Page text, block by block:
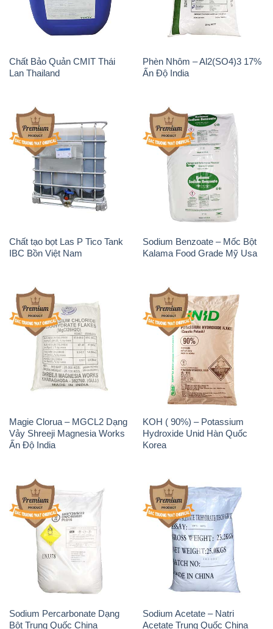
Chất Bảo Quản CMIT Thái
Lan Thailand
Phèn Nhôm – Al2(SO4)3 17%
Ấn Độ India
Chất tạo bọt Las P Tico Tank
IBC Bồn Việt Nam
Sodium Benzoate – Mốc Bột
Kalama Food Grade Mỹ Usa
Magie Clorua – MGCL2 Dạng
Vảy Shreeji Magnesia Works
Ấn Độ India
KOH ( 90%) – Potassium
Hydroxide Unid Hàn Quốc
Korea
Sodium Percarbonate Dạng
Bột Trung Quốc China
Sodium Acetate – Natri
Acetate Trung Quốc China